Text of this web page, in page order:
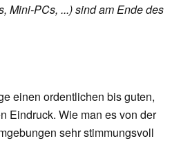
Mini-PCs, ...) sind am Ende des
einen ordentlichen bis guten,
Eindruck. Wie man es von der
sehr stimmungsvoll